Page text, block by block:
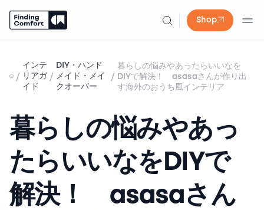
Shop
content
/
インテ
リアガ
イド
/
DIY・ハンド
メイド・メイ
クオーバー
/
暮らしの悩みやあったらいいなを
DIYで解決！ asasaさんが作り出
す海外のおうち風インテリア
暮らしの悩みやあっ
たらいいなをDIYで
解決！ asasaさん